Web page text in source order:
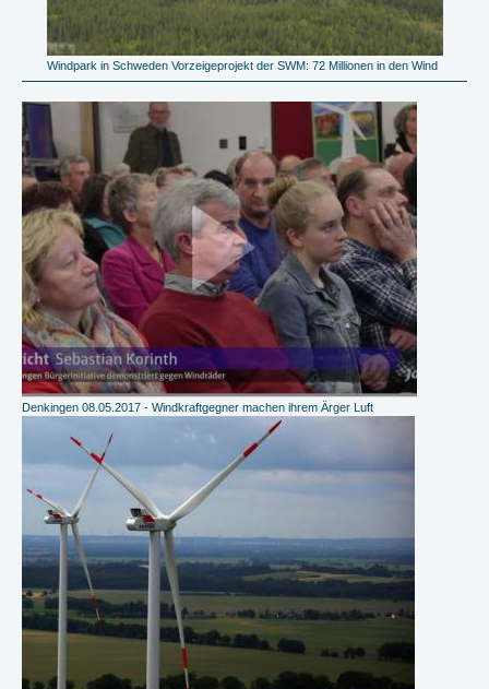
Windpark in Schweden Vorzeigeprojekt der SWM: 72 Millionen in den Wind
Denkingen 08.05.2017 - Windkraftgegner machen ihrem Ärger Luft